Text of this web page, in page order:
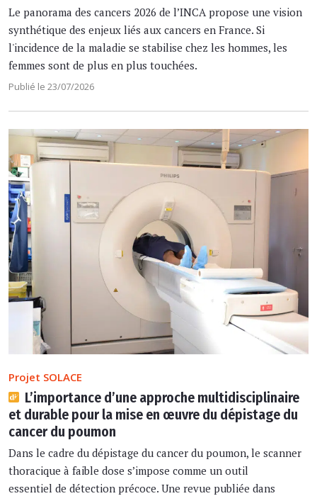
Le panorama des cancers 2026 de l’INCA propose une vision
synthétique des enjeux liés aux cancers en France. Si
l'incidence de la maladie se stabilise chez les hommes, les
femmes sont de plus en plus touchées.
Publié le 23/07/2026
Projet SOLACE
L’importance d’une approche multidisciplinaire
et durable pour la mise en œuvre du dépistage du
cancer du poumon
Dans le cadre du dépistage du cancer du poumon, le scanner
thoracique à faible dose s’impose comme un outil
essentiel de détection précoce. Une revue publiée dans